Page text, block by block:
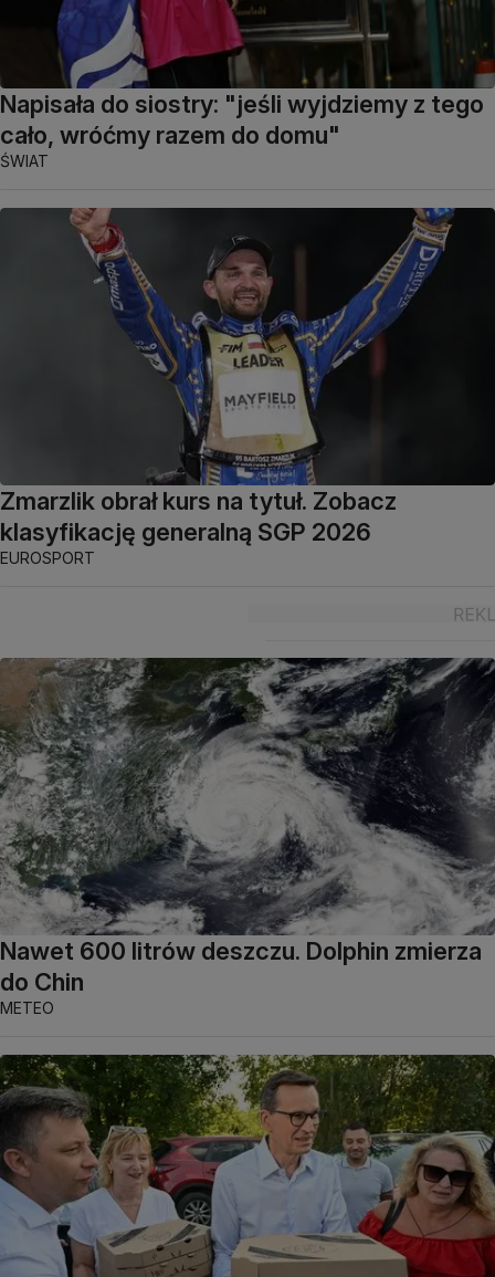
Napisała do siostry: "jeśli wyjdziemy z tego
cało, wróćmy razem do domu"
ŚWIAT
Zmarzlik obrał kurs na tytuł. Zobacz
klasyfikację generalną SGP 2026
EUROSPORT
Nawet 600 litrów deszczu. Dolphin zmierza
do Chin
METEO